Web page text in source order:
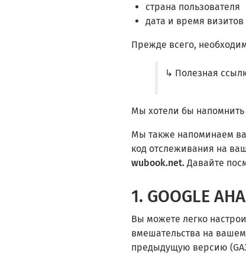
страна пользователя
дата и время визитов
Прежде всего,
↳ Полезная
Мы хотели бы напомнить
Мы также напоминаем
код отслеживания на
wubook.net. Давайте
1. GOOGLE
Вы можете легко
вмешательства на
предыдущую версию